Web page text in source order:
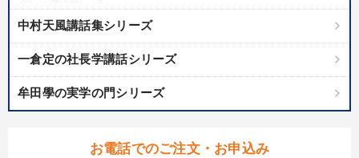
中村天風講話集シリーズ
一倉定の社長学講話シリーズ
牟田學の実学の門シリーズ
お電話でのご注文・お申込み